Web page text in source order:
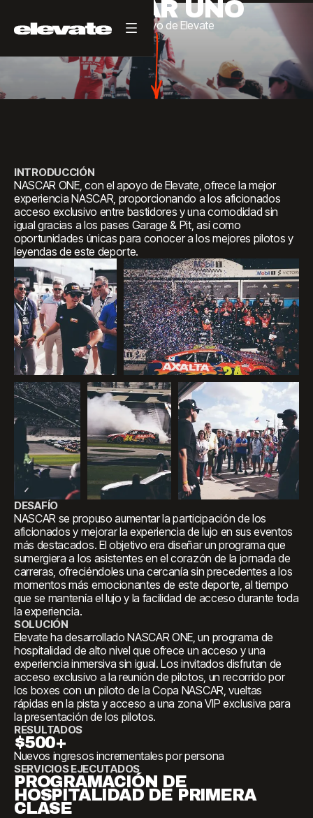
NASCAR UNO
Con elapoyo de Elevate
INTRODUCCIÓN
NASCAR ONE, con el apoyo de Elevate, ofrece la mejor
experiencia NASCAR, proporcionando a los aficionados
acceso exclusivo entre bastidores y una comodidad sin
igual gracias a los pases Garage & Pit, así como
oportunidades únicas para conocer a los mejores pilotos y
leyendas de este deporte.
DESAFÍO
NASCAR se propuso aumentar la participación de los
aficionados y mejorar la experiencia de lujo en sus eventos
más destacados. El objetivo era diseñar un programa que
sumergiera a los asistentes en el corazón de la jornada de
carreras, ofreciéndoles una cercanía sin precedentes a los
momentos más emocionantes de este deporte, al tiempo
que se mantenía el lujo y la facilidad de acceso durante toda
la experiencia.
SOLUCIÓN
Elevate ha desarrollado NASCAR ONE, un programa de
hospitalidad de alto nivel que ofrece un acceso y una
experiencia inmersiva sin igual. Los invitados disfrutan de
acceso exclusivo a la reunión de pilotos, un recorrido por
los boxes con un piloto de la Copa NASCAR, vueltas
rápidas en la pista y acceso a una zona VIP exclusiva para
la presentación de los pilotos.
RESULTADOS
$500+
Nuevos ingresos incrementales por persona
SERVICIOS EJECUTADOS
PROGRAMACIÓN DE
HOSPITALIDAD DE PRIMERA
CLASE